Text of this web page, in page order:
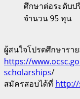
ศึกษาต่อระดับป
จำนวน 95 ทุน
ผู้สนใจโปรดศึกษารา
https://
scholarships/
สมัครสอบได้ที่ http://